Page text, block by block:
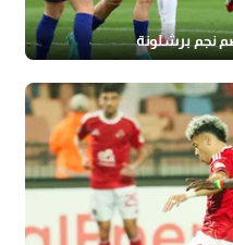
نجم برشلونة